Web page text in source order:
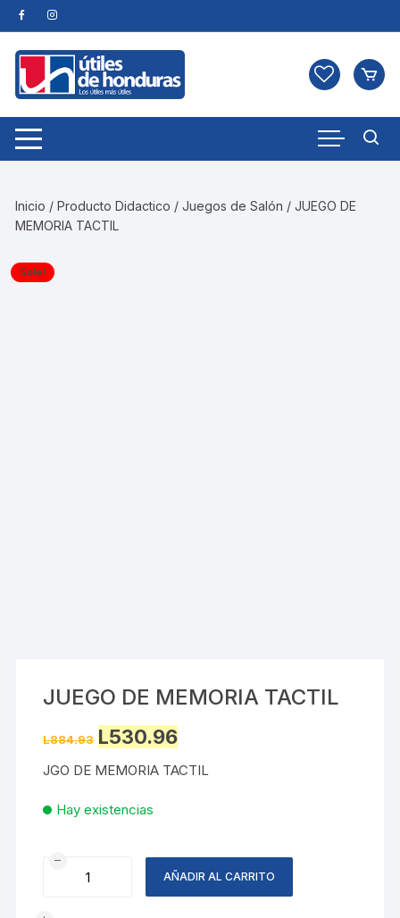
Skip
to
content
Inicio /Producto Didactico /Juegos de Salón / JUEGO DE
MEMORIA TACTIL
Sale!
JUEGO DE MEMORIA TACTIL
L884.93 Original
price
L884.93.
L530.96price
L530.96.
JGO DE MEMORIA TACTIL
Hay existencias
JUEGO
AÑADIR AL CARRITO